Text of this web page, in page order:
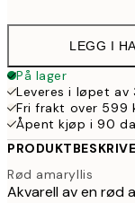
LEGG I
På lager
Leveres i løpet av
Fri frakt over 599
Åpent kjøp i 90
Rød amaryllis
Akvarell av en rød